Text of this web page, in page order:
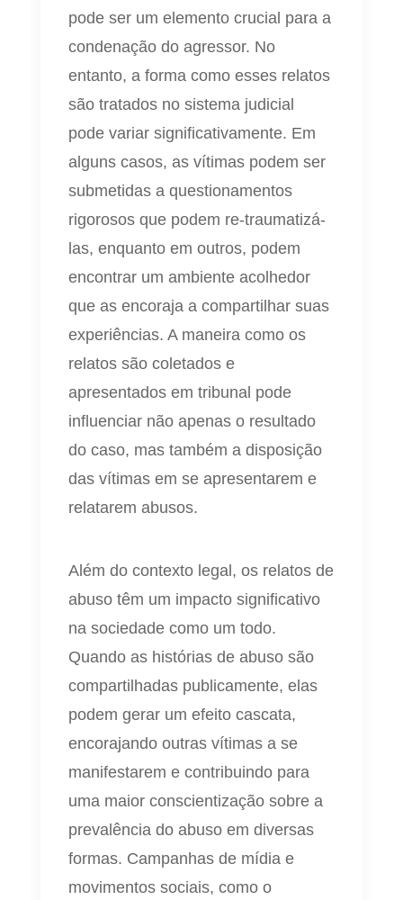
pode ser um elemento crucial para a
condenação do agressor. No
entanto, a forma como esses relatos
são tratados no sistema judicial
pode variar significativamente. Em
alguns casos, as vítimas podem ser
submetidas a questionamentos
rigorosos que podem re-traumatizá-
las, enquanto em outros, podem
encontrar um ambiente acolhedor
que as encoraja a compartilhar suas
experiências. A maneira como os
relatos são coletados e
apresentados em tribunal pode
influenciar não apenas o resultado
do caso, mas também a disposição
das vítimas em se apresentarem e
relatarem abusos.
Além do contexto legal, os relatos de
abuso têm um impacto significativo
na sociedade como um todo.
Quando as histórias de abuso são
compartilhadas publicamente, elas
podem gerar um efeito cascata,
encorajando outras vítimas a se
manifestarem e contribuindo para
uma maior conscientização sobre a
prevalência do abuso em diversas
formas. Campanhas de mídia e
movimentos sociais, como o